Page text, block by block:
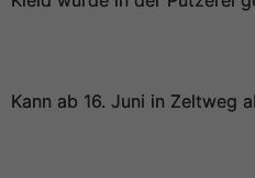
Kann ab 16. Juni in Zeltweg